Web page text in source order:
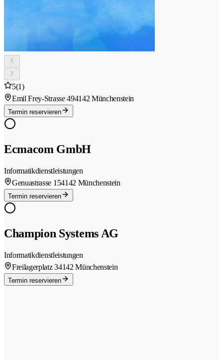
5(1)
Emil Frey-Strasse 494142 Münchenstein
Termin reservieren
Ecmacom GmbH
Informatikdienstleistungen
Genuastrasse 154142 Münchenstein
Termin reservieren
Champion Systems AG
Informatikdienstleistungen
Freilagerplatz 34142 Münchenstein
Termin reservieren